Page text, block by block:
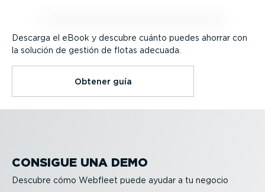
Descarga el eBook y descubre cuánto puedes ahorrar con
la solución de gestión de flotas adecuada.
Obtener guía
CONSIGUE UNA DEMO
Descubre cómo Webfleet puede ayudar a tu negocio